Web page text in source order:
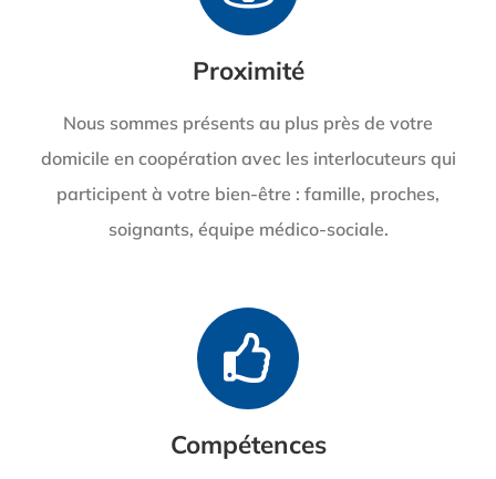
Proximité
Nous sommes présents au plus près de votre
domicile en coopération avec les interlocuteurs qui
participent à votre bien-être : famille, proches,
soignants, équipe médico-sociale.
Compétences